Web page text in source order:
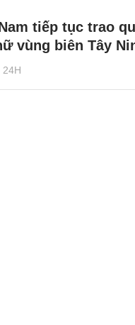
tiếp tục trao
vùng biên Tây